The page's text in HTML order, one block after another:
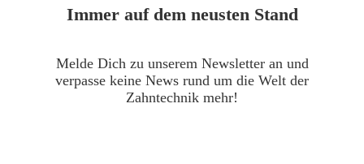
Immer auf dem neusten Stand
Melde Dich zu unserem Newsletter an und
verpasse keine News rund um die Welt der
Zahntechnik mehr!